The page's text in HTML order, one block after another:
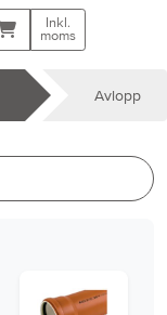
Kundvagn
Inkl.
moms
Avlopp